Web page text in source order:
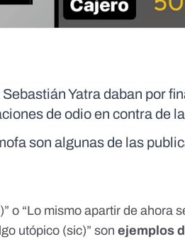
Yatra daban por
de odio en contra de
son algunas de las
o “Lo mismo apartir de ahora
utópico (sic)” sonejemplos